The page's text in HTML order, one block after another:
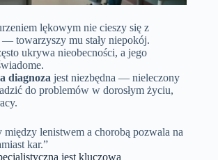
lękowym nie cieszy się z
— towarzyszy mu stały niepokój.
ukrywa nieobecności, a jego
diagnoza jest niezbędna — nieleczony
do problemów w dorosłym życiu,
lenistwem a chorobą pozwala na
kar.”
jest kluczowa